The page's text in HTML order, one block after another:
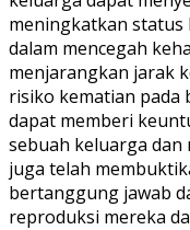
meningkatkan status
dalam mencegah
menjarangkan jarak
risiko kematian pada
dapat memberi
sebuah keluarga dan
juga telah
bertanggung jawab
reproduksi mereka